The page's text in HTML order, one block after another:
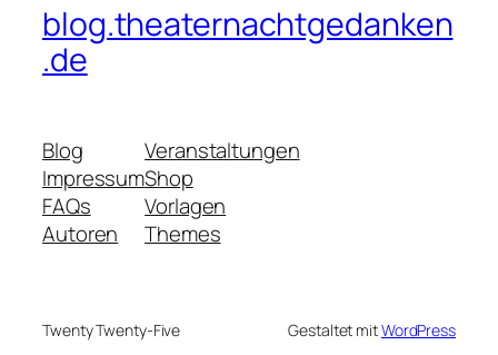
blog.theaternachtgedanken
.de
Blog
Impressum
FAQs
Autoren
Veranstaltungen
Shop
Vorlagen
Themes
Twenty Twenty-Five Gestaltet mitWordPress